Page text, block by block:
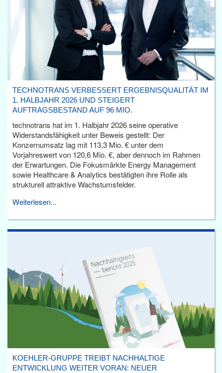
TECHNOTRANS VERBESSERT ERGEBNISQUALITÄT IM
1. HALBJAHR 2026 UND STEIGERT
AUFTRAGSBESTAND AUF 96 MIO.
technotrans hat im 1. Halbjahr 2026 seine operative
Widerstandsfähigkeit unter Beweis gestellt: Der
Konzernumsatz lag mit 113,3 Mio. € unter dem
Vorjahreswert von 120,6 Mio. €, aber dennoch im Rahmen
der Erwartungen. Die Fokusmärkte Energy Management
sowie Healthcare & Analytics bestätigten ihre Rolle als
strukturell attraktive Wachstumsfelder.
Weiterlesen...
KOEHLER-GRUPPE TREIBT NACHHALTIGE
ENTWICKLUNG WEITER VORAN: NEUER